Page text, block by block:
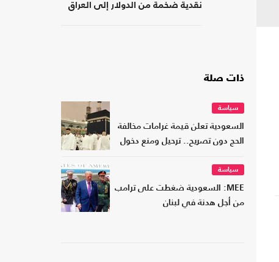
نقدية ضخمة من الدولار إلى العراق
ذات صلة
سياسة
السعودية تعلن قيمة غرامات مخالفة
الحج دون تصريح.. ترحيل ومنع دخول
سياسة
MEE: السعودية ضغطت على ترامب
من أجل هدنة في لبنان